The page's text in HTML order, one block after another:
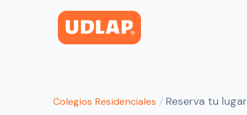
Colegios Residenciales / Reserva tu lugar